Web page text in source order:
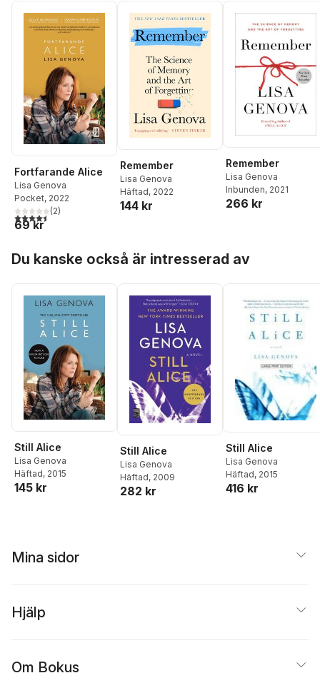
Fortfarande Alice
Lisa Genova
Pocket, 2022
4,5utav 5 stjärnor. Totalt antal röster:
(2)
69 kr
Remember
Lisa Genova
Häftad, 2022
144 kr
Remember
Lisa Genova
Inbunden, 2021
266 kr
Du kanske också är intresserad av
Still Alice
Lisa Genova
Häftad, 2015
145 kr
Still Alice
Lisa Genova
Häftad, 2009
282 kr
Still Alice
Lisa Genova
Häftad, 2015
416 kr
Mina sidor
Hjälp
Om Bokus